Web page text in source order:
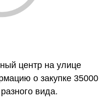
центр на улице
о закупке 35000
вида.